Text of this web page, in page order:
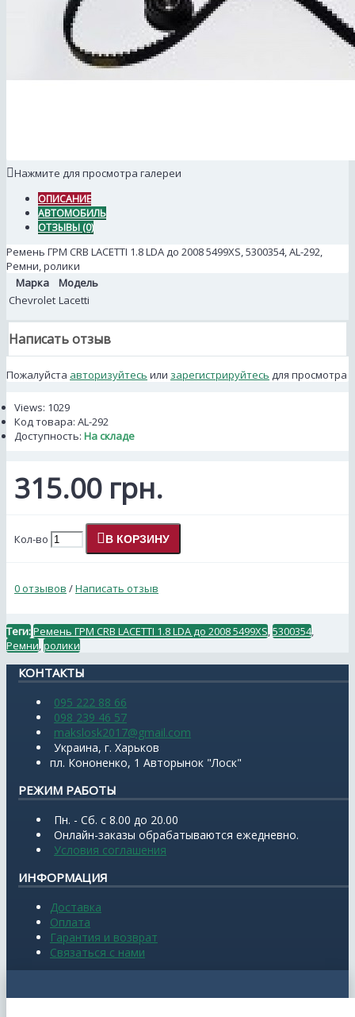
Нажмите для просмотра галереи
ОПИСАНИЕ
АВТОМОБИЛЬ
ОТЗЫВЫ (0)
Ремень ГРМ CRB LACETTI 1.8 LDA до 2008 5499XS, 5300354, AL-292,
Ремни, ролики
Марка
Модель
Chevrolet Lacetti
Написать отзыв
Пожалуйста авторизуйтесь или зарегистрируйтесь для просмотра
Views: 1029
Код товара: AL-292
Доступность: На складе
315.00 грн.
Кол-во В КОРЗИНУ
0 отзывов /Написать отзыв
Теги:Ремень ГРМ CRB LACETTI 1.8 LDA до 2008 5499XS 5300354
Ремни ролики
КОНТАКТЫ
095 222 88 66
098 239 46 57
makslosk2017@gmail.com
Украина, г. Харьков
пл. Кононенко, 1 Авторынок "Лоск"
РЕЖИМ РАБОТЫ
Пн. - Сб. с 8.00 до 20.00
Онлайн-заказы обрабатываются ежедневно.
Условия соглашения
ИНФОРМАЦИЯ
Доставка
Оплата
Гарантия и возврат
Связаться с нами